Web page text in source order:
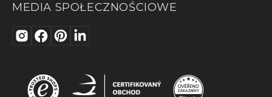
MEDIA SPOŁECZNOŚCIOWE